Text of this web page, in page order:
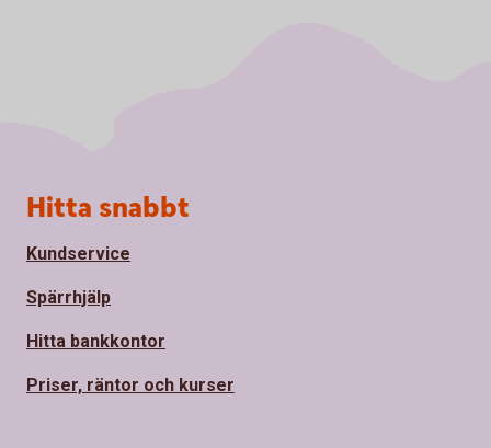
Sidfot
Hitta snabbt
Kundservice
Spärrhjälp
Hitta bankkontor
Priser, räntor och kurser